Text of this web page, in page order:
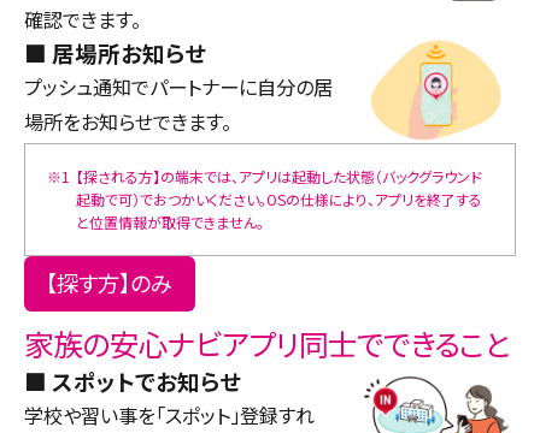
確認できます。
居場所お知らせ
プッシュ通知でパートナーに自分の居
場所をお知らせできます。
※1 【探される方】の端末では、アプリは起動した状態（バックグラウンド
起動で可）でおつかいください。OSの仕様により、アプリを終了する
と位置情報が取得できません。
【探す方】のみ
家族の安心ナビアプリ同士でできること
スポットでお知らせ
学校や習い事を「スポット」登録すれ